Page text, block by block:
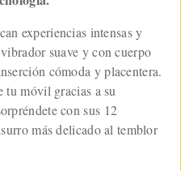
experiencias intensas y
suave y con cuerpo
cómoda y placentera.
tu móvil gracias a su
con sus 12
más delicado al temblor